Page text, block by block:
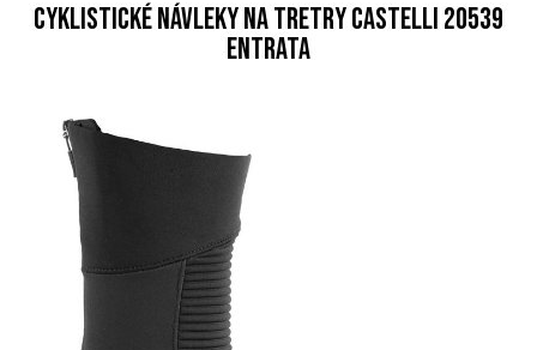
Cyklistické návleky na tretry Castelli 20539
ENTRATA